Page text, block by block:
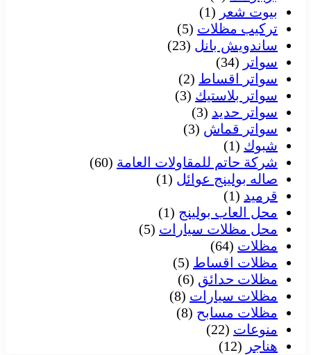
بيوت شعر (1)
تركيب مظلات (5)
ساندويش بانل (23)
سواتر (34)
سواتر اقساط (2)
سواتر بلاستيك (3)
سواتر حديد (3)
سواتر قماش (3)
شبوك (1)
شركة حاتم للمقاولات العامة (60)
صاله بولينج عوائل (1)
قرميد (1)
محل العاب بولينج (1)
محل مظلات سيارات (5)
مظلات (64)
مظلات اقساط (5)
مظلات حدائق (6)
مظلات سيارات (8)
مظلات مسابح (8)
منوعات (22)
هناجر (12)